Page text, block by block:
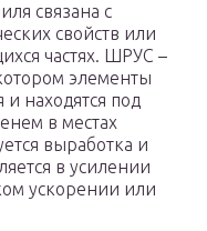
связана с
свойств или
частях. ШРУС –
элементы
находятся под
в местах
выработка и
в усилении
ускорении или